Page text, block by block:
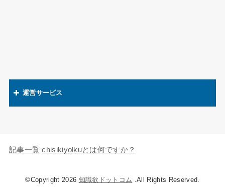
運営サービス
キャラの知識欲
記事一覧 chisikiyolkuとは何ですか？
©Copyright 2026 知識欲ドットコム .All Rights Reserved.